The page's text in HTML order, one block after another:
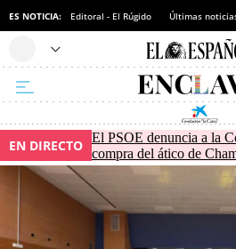
ES NOTICIA: Editoral - El Rúgido Últimas
EN DIRECTO El PSOE denuncia a la
compra del ático de